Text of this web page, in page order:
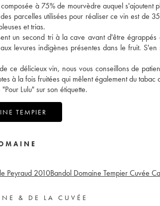
à 75% de mourvèdre auquel s'ajoutent
parcelles utilisées pour réaliser ce vin est de
et trias.
un second tri à la cave avant d'être
levures indigènes présentes dans le fruit.
ce délicieux vin, nous vous conseillons de
à la fois fruitées qui mêlent également du tabac
Lulu" sur son étiquette.
TEMPIER
Peyraud 2010Bandol Domaine Tempier Cuvée
& DE LA CUVÉE